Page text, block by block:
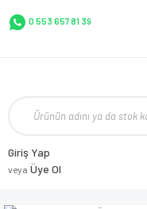
0 553 657 81 39
Giriş Yap
veya Üye Ol